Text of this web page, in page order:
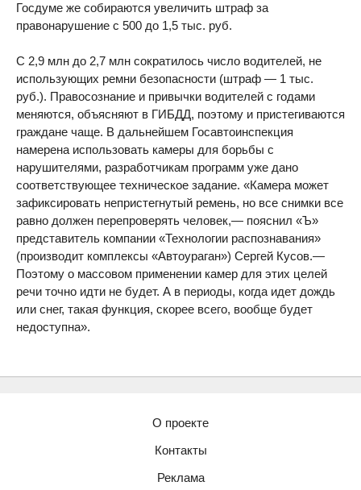
Госдуме же собираются увеличить штраф за
правонарушение с 500 до 1,5 тыс. руб.
С 2,9 млн до 2,7 млн сократилось число водителей, не
использующих ремни безопасности (штраф — 1 тыс.
руб.). Правосознание и привычки водителей с годами
меняются, объясняют в ГИБДД, поэтому и пристегиваются
граждане чаще. В дальнейшем Госавтоинспекция
намерена использовать камеры для борьбы с
нарушителями, разработчикам программ уже дано
соответствующее техническое задание. «Камера может
зафиксировать непристегнутый ремень, но все снимки все
равно должен перепроверять человек,— пояснил «Ъ»
представитель компании «Технологии распознавания»
(производит комплексы «Автоураган») Сергей Кусов.—
Поэтому о массовом применении камер для этих целей
речи точно идти не будет. А в периоды, когда идет дождь
или снег, такая функция, скорее всего, вообще будет
недоступна».
О проекте
Контакты
Реклама